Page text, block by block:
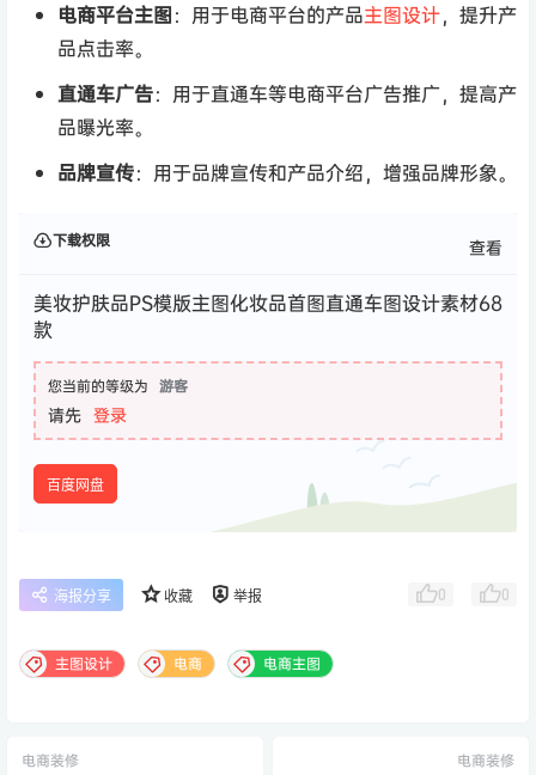
电商平台主图：用于电商平台的产品主图设计，提升产
品点击率。
直通车广告：用于直通车等电商平台广告推广，提高产
品曝光率。
品牌宣传：用于品牌宣传和产品介绍，增强品牌形象。
下载权限 查看
美妆护肤品PS模版主图化妆品首图直通车图设计素材68
款
您当前的等级为 游客
请先 登录
百度网盘
海报分享 收藏 举报 0 0
主图设计 电商 电商主图
电商装修 电商装修